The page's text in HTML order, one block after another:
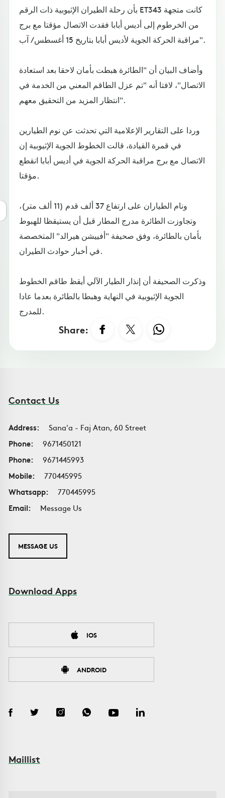
بأن رحلة الطيران الإثيوبية ذات الرقم ET343 كانت متجهة
من الخرطوم إلى أديس أبابا فقدت الاتصال مؤقتا مع برج
مراقبة الحركة الجوية لأديس أبابا بتاريخ 15 أغسطس / آب".
وأضاف البيان أن "الطائرة هبطت بأمان لاحقا بعد استعادة
الاتصال"، لافتا أنه "تم عزل الطاقم المعني من الخدمة في
انتظار المزيد من التحقيق معهم".
وردا على التقارير الإعلامية التي تحدثت عن نوم الطيارين
في قمرة القيادة، قالت الخطوط الجوية الإثيوبية إن
الاتصال مع برج مراقبة الحركة الجوية في أديس أبابا انقطع
مؤقتا.
ونام الطياران على ارتفاع 37 ألف قدم (11 ألف متر)،
وتجاوزت الطائرة مدرج المطار قبل أن يستيقظا للهبوط
بأمان بالطائرة، وفق صحيفة "أفييشن هيرالد" المتخصصة
في أخبار حوادث الطيران.
وذكرت الصحيفة أن إنذار الطيار الآلي أيقظ طاقم الخطوط
الجوية الإثيوبية في النهاية وهبطا بالطائرة بعدما عادا
للمدرج.
Share:
Contact Us
Address:
Sana'a - Faj Atan, 60 Street
Phone:
9671450121
Phone:
9671445993
Mobile:
770445995
Whatsapp:
770445995
Email:
Message Us
MESSAGE US
Download Apps
IOS
ANDROID
Maillist